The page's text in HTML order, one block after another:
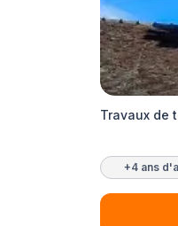
Travaux de
+4 ans